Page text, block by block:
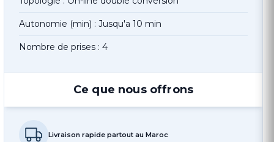
Autonomie (min) : Jusqu'a 10 min
Nombre de prises : 4
Ce que nous offrons
Livraison rapide partout au Maroc